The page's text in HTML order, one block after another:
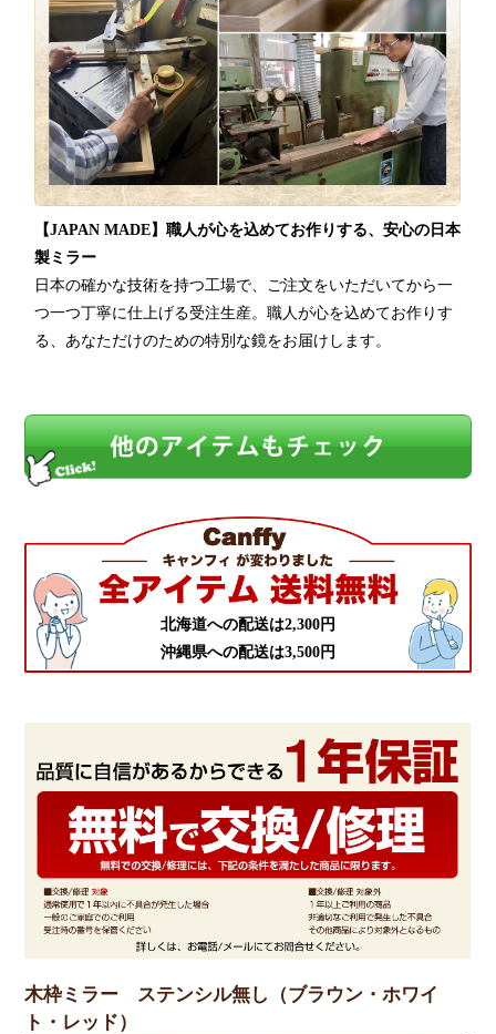
【JAPAN MADE】職人が心を込めてお作りする、安心の日本
製ミラー
日本の確かな技術を持つ工場で、ご注文をいただいてから一
つ一つ丁寧に仕上げる受注生産。職人が心を込めてお作りす
る、あなただけのための特別な鏡をお届けします。
北海道への配送は2,300円
沖縄県への配送は3,500円
木枠ミラー ステンシル無し（ブラウン・ホワイ
ト・レッド）